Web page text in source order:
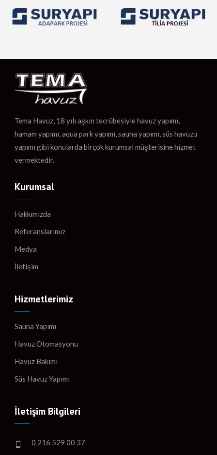
Tema Havuz, 18 yılı aşkın tecrübesiyle havuz yapımı,
hamam yapımı, aqua park yapımı, sauna yapımı, süs havuzu
yapımı gibi konularda birçok kurumsal müşterisine hizmet
vermektedir.
Kurumsal
Hakkımızda
Referanslarımız
Medya
İletişim
Hizmetlerimiz
Sauna Yapımı
Havuz Otomasyonu
Havuz Bakımı
Süs Havuz Yapımı
İletişim Bilgileri
0 216 529 00 37